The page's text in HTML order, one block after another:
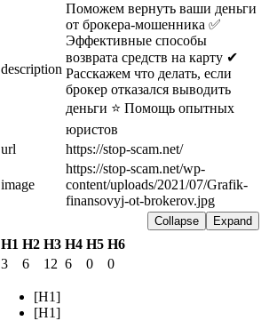
description
Поможем вернуть ваши деньги
от брокера-мошенника ✅
Эффективные способы
возврата средств на карту ✔
Расскажем что делать, если
брокер отказался выводить
деньги ⭐ Помощь опытных
юристов
url
https://stop-scam.net/
image
https://stop-scam.net/wp-
content/uploads/2021/07/Grafik-
finansovyj-ot-brokerov.jpg
Expand
Collapse
H1 H2 H3 H4 H5 H6
3
6 12 6 0 0
[H1]
[H1]